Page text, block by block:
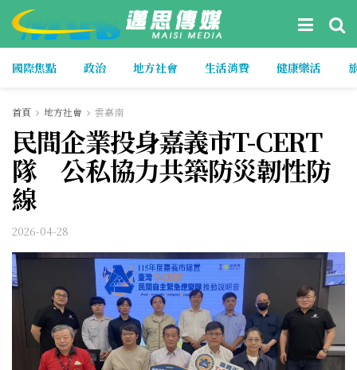
國際焦點 政治 地方社會 生活消費 健康樂活
首頁 地方社會 雲嘉南
民間企業投身嘉義市T-CERT
隊 公私協力共築防災韌性防
線
2026-04-28